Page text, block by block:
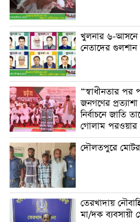
খুলনার ৬-আসনে
নেতাদের গুলশান
“স্বাধীনতার
জনগণের
নির্বাচনে জাতি
গোলাম পরওয়ার
দৌলতপুরে
তেরখাদায়
মা/দক ব্যবসায়ী